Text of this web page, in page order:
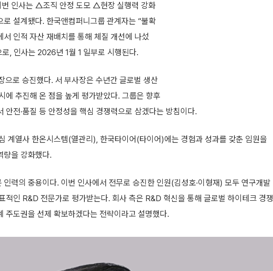
번 인사는 △조직 안정 도모 △현장 실행력 강화
설계됐다. 한국앤컴퍼니그룹 관계자는 “불확
인적 자산 재배치를 통해 체질 개선에 나섰
, 인사는 2026년 1월 1 일부로 시행된다.
으로 승진했다. 서 부사장은 수년간 글로벌 생산
에 추진해 온 점을 높게 평가받았다. 그룹은 향후
안전·품질 등 안정성을 핵심 경쟁력으로 삼겠다는 방침이다.
계열사 한온시스템(열관리), 한국타이어(타이어)에는 경험과 성과를 갖춘 임원을
량을 강화했다.
력의 중용이다. 이번 인사에서 전무로 승진한 인원(김성호·이형재) 모두 연구개발
적인 R&D 전문가로 평가받는다. 회사 측은 R&D 혁신을 통해 글로벌 하이테크 경쟁
주도권을 선제 확보하겠다는 전략이라고 설명했다.